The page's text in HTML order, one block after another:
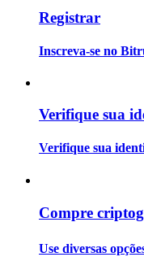
Informação
Análise de big
Registrar
Inscreva-se no
Verifique sua
Verifique sua
Compre
Use diversas